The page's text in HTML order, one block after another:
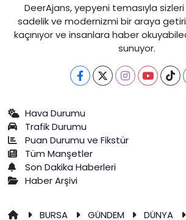
DeerAjans, yepyeni temasıyla
sadelik ve modernizmi bir araya
kaçınıyor ve insanlara haber
sunuyor.
Hava Durumu
Trafik Durumu
Puan Durumu ve Fikstür
Tüm Manşetler
Son Dakika Haberleri
Haber Arşivi
BURSA GÜNDEM DÜNYA